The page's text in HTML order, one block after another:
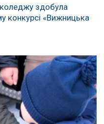
здобула
конкурсі «Вижницька